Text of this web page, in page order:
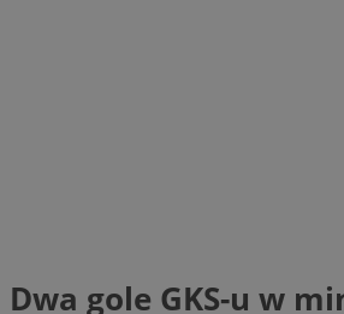
Dwa gole GKS-u w